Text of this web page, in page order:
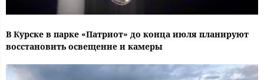
В Курске в парке «Патриот» до конца июля планируют
восстановить освещение и камеры